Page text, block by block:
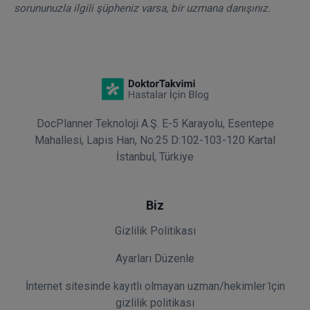
sorununuzla ilgili şüpheniz varsa, bir uzmana danışınız.
DocPlanner Teknoloji A.Ş. E-5 Karayolu, Esentepe
Mahallesi, Lapis Han, No:25 D:102-103-120 Kartal
İstanbul, Türkiye
Biz
Gizlilik Politikası
Ayarları Düzenle
İnternet sitesinde kayıtlı olmayan uzman/hekimler i̇çin
gizlilik politikası